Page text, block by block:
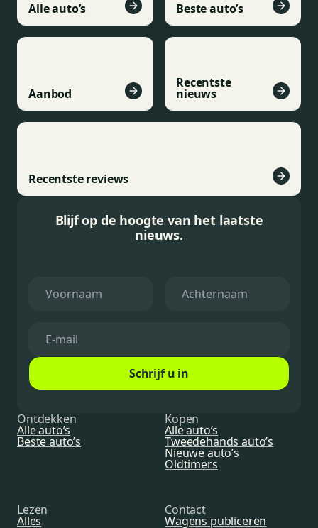
Alle auto’s Beste auto’s
Aanbod
Recentste
nieuws
Recentste reviews
Blijf op de hoogte van het laatste
nieuws.
Schrijf u in
Ontdekken
Alle auto’s
Beste auto’s
Kopen
Alle auto’s
Tweedehands auto’s
Nieuwe auto’s
Oldtimers
Lezen
Alles
Contact
Wagens publiceren